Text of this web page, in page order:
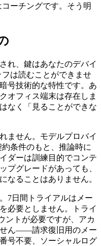
ーチングです。そう明
れ、鍵はあなたのデバイ
フは読むことができませ
号技術的な特性です。あ
オフィス端末は存在しま
なく「見ることができな
ません。モデルプロバイ
条件のもと、推論時に
ダーは訓練目的でコンテ
プグレードがあっても、
なることはありません。
7日間トライアルはメー
必要としません。トライ
ントが必要ですが、アカ
せん——請求復旧用のメー
号不要、ソーシャルログ